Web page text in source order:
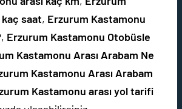
kaç saat, Erzurum Kastamonu
, Erzurum Kastamonu Otobüsle
Kastamonu Arası Arabam Ne
Kastamonu Arası Arabam
Kastamonu arası yol tarifi